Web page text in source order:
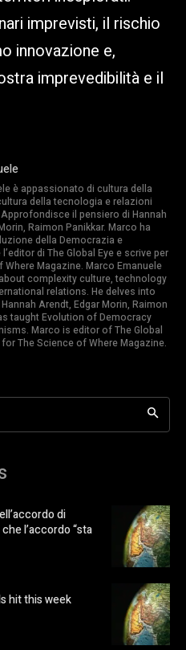
imprevisti, il rischio
innovazione e,
imprevedibilità e il
è appassionato di cultura della
della tecnologia e relazioni
il pensiero di Hannah
Raimon Panikkar. Marco ha
della Democrazia e
di The Global Eye e scrive per
Where Magazine. Marco Emanuele
complexity culture, technology
relations. He delves into
Arendt, Edgar Morin, Raimon
taught Evolution of Democracy
Marco is editor of The Global
The Science of Where Magazine.
di
l’accordo “sta
hit this week